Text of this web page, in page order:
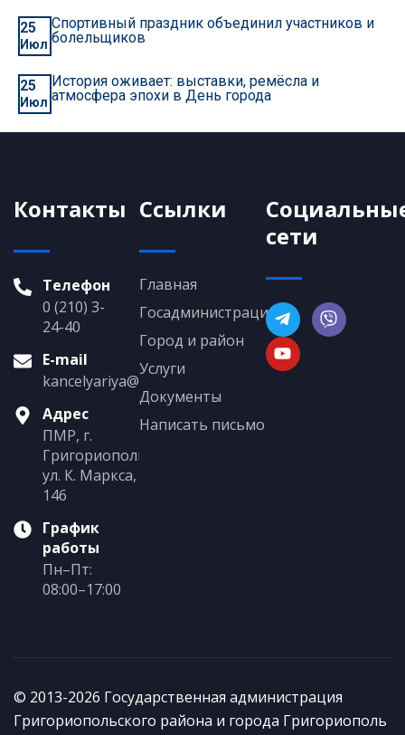
25
Июл
Спортивный праздник объединил участников и
болельщиков
25
Июл
История оживает: выставки, ремёсла и
атмосфера эпохи в День города
Контакты
Телефон
0 (210) 3-
24-40
E-mail
kancelyariya@grigoriopol.gospmr.org
Адрес
ПМР, г.
Григориополь,
ул. К. Маркса,
146
График
работы
Пн–Пт:
08:00–17:00
Ссылки
Главная
Госадминистрация
Город и район
Услуги
Документы
Написать письмо
сети
© 2013-2026 Государственная администрация
Григориопольского района и города Григориополь